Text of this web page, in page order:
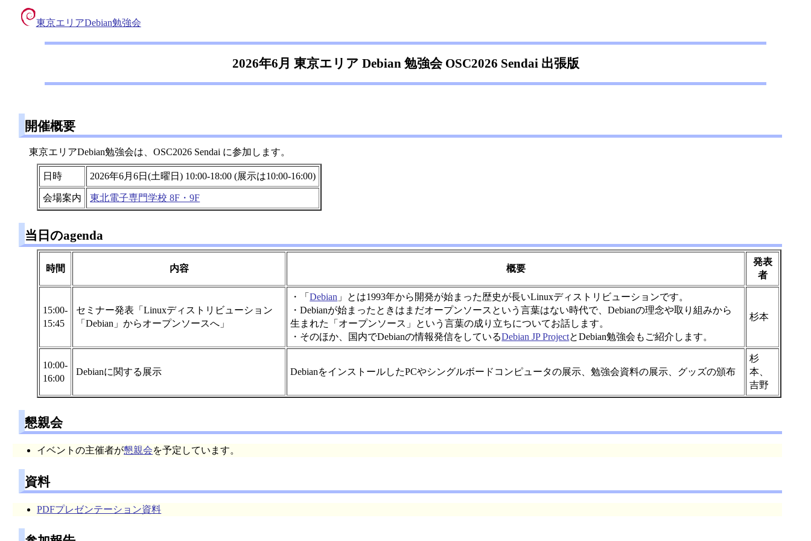
東京エリアDebian勉強会
2026年6月 東京エリア Debian 勉強会 OSC2026 Sendai 出張版
開催概要
東京エリアDebian勉強会は、OSC2026 Sendai に参加します。
日時 2026年6月6日(土曜日) 10:00-18:00 (展示は10:00-16:00)
会場案内 東北電子専門学校 8F・9F
当日のagenda
時間 内容 概要
発表
者
15:00-
15:45
セミナー発表「Linuxディストリビューション
「Debian」からオープンソースへ」
・「Debian 」とは1993年から開発が始まった歴史が長いLinuxディストリビューションです。
・Debianが始まったときはまだオープンソースという言葉はない時代で、Debianの理念や取り組みから
生まれた「オープンソース」という言葉の成り立ちについてお話します。
・そのほか、国内でDebianの情報発信をしているDebian JP ProjectとDebian勉強会もご紹介します。
杉本
10:00-
16:00
Debianに関する展示 DebianをインストールしたPCやシングルボードコンピュータの展示、勉強会資料の展示、グッズの頒布
杉
本、
吉野
懇親会
イベントの主催者が懇親会を予定しています。
資料
PDFプレゼンテーション資料